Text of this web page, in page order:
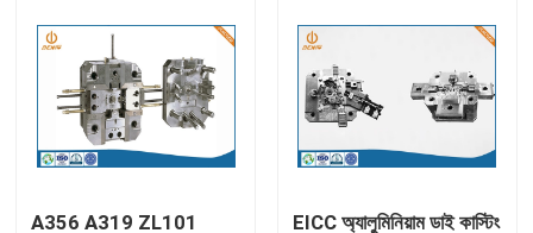
অ্যালুমিনিয়াম ডাই ঢালাই
ইভি খুচরা যন্ত্রাংশ
CNC মেশিনিং যন্ত্রাংশ
A356 A319 ZL101 EICC অ্যালুমিনিয়াম ডাই কাস্টিং